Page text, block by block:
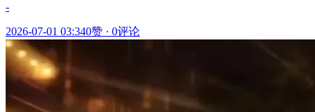
-
2026-07-01 03:340赞 · 0评论